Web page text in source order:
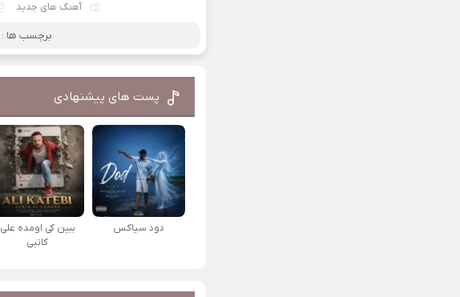
آهنگ های جدید
برچسب ها :
پست های پیشنهادی
دود سیاکس
ببین کی اومده علی
کاتبی